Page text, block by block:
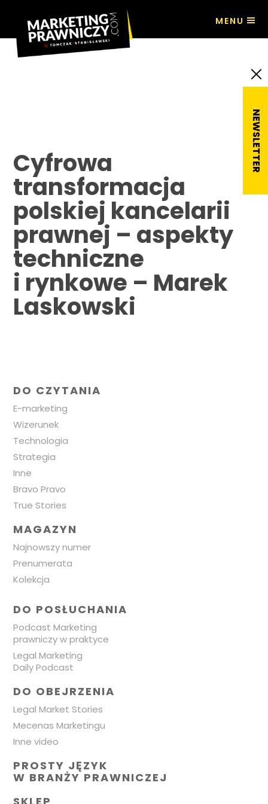
MENU
Cyfrowa
transformacja
polskiej kancelarii
prawnej – aspekty
techniczne
i rynkowe – Marek
Laskowski
DO CZYTANIA
E-marketing
Wizerunek
Technologia
Strategia
Inne
Bravo Pravo
True Stories
MAGAZYN
Najnowszy numer
Prenumerata
Kolekcja
DO POSŁUCHANIA
Podcast Marketing
prawniczy w praktyce
Legal Marketing
Daily Podcast
DO OBEJRZENIA
Legal Market Stories
Mecenas Marketingu
Inne video
PROSTY JĘZYK
W BRANŻY PRAWNICZEJ